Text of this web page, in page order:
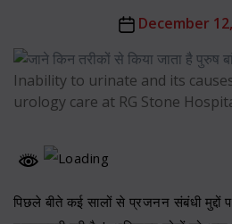
PostDecember
Inability to urinate and its
urology care at RG Stone
पिछले बीते कई सालों से प्रजनन संबंधी